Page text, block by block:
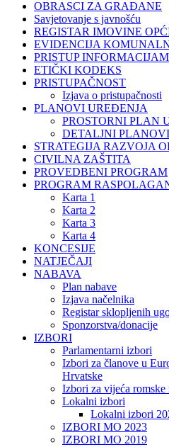
OBRASCI ZA GRAĐANE
Savjetovanje s javnošću
REGISTAR IMOVINE
EVIDENCIJA
PRISTUP
ETIČKI KODEKS
PRISTUPAČNOST
Izjava o pristupačnosti
PLANOVI UREĐENJA
PROSTORNI PLAN
DETALJNI
STRATEGIJA RAZVOJA
CIVILNA ZAŠTITA
PROVEDBENI PROGRAM
PROGRAM
Karta 1
Karta 2
Karta 3
Karta 4
KONCESIJE
NATJEČAJI
NABAVA
Plan nabave
Izjava načelnika
Registar sklopljenih
Sponzorstva/donacije
IZBORI
Parlamentarni izbori
Izbori za članove u
Hrvatske
Izbori za vijeća romske
Lokalni izbori
Lokalni izbori
IZBORI MO 2023
IZBORI MO 2019